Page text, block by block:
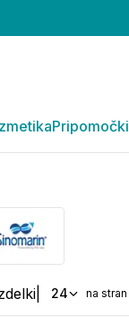
Pripomočki
24 na stran